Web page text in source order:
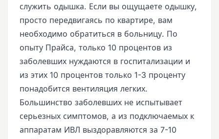
служить одышка. Если вы ощущаете одышку,
просто передвигаясь по квартире, вам
необходимо обратиться в больницу. По
опыту Прайса, только 10 процентов из
заболевших нуждаются в госпитализации и
из этих 10 процентов только 1-3 проценту
понадобится вентиляция легких.
Большинство заболевших не испытывает
серьезных симптомов, а из подключаемых к
аппаратам ИВЛ выздоравляются за 7-10